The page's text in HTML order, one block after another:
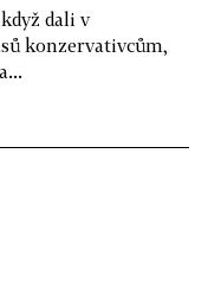
dali v
konzervativcům,